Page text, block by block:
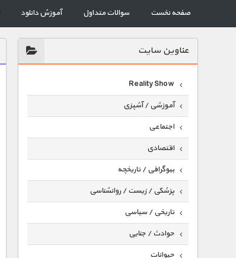
صفحه نخست سوالات متداول آموزش دانلود
عناوين سايت
Reality Show
آموزشی / آشپزی
اجتماعی
اقتصادی
بیوگرافی / تاریخچه
پزشکی / زیست / روانشناسی
تاریخی / سیاسی
حوادث / جنایی
حیوانات